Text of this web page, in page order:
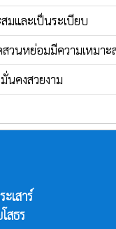
มและเป็นระเบียบ
วนหย่อมมีความเหมาะ
นคงสวยงาม
เสาร์
สธร